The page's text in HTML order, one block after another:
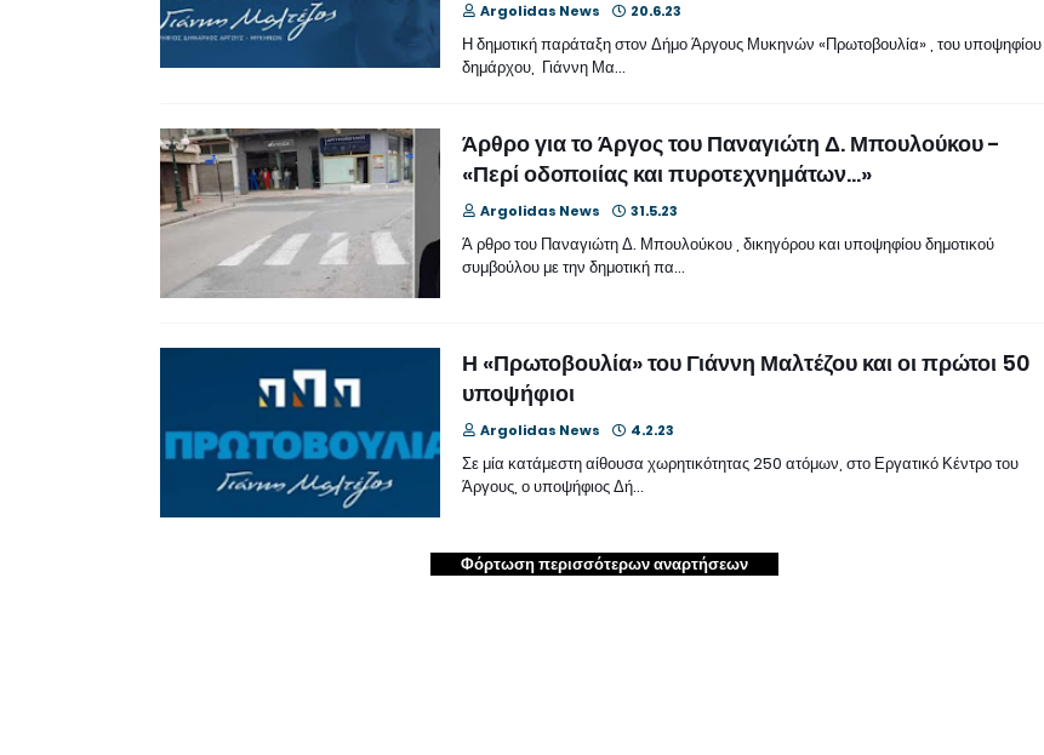
Argolidas News 20.6.23
Η δημοτική παράταξη στον Δήμο Άργους Μυκηνών «Πρωτοβουλία» , του υποψηφίου
δημάρχου, Γιάννη Μα…
Άρθρο για το Άργος του Παναγιώτη Δ. Μπουλούκου -
«Περί οδοποιίας και πυροτεχνημάτων…»
Argolidas News 31.5.23
Ά ρθρο του Παναγιώτη Δ. Μπουλούκου , δικηγόρου και υποψηφίου δημοτικού
συμβούλου με την δημοτική πα…
Η «Πρωτοβουλία» του Γιάννη Μαλτέζου και οι πρώτοι 50
υποψήφιοι
Argolidas News 4.2.23
Σε μία κατάμεστη αίθουσα χωρητικότητας 250 ατόμων, στο Εργατικό Κέντρο του
Άργους, ο υποψήφιος Δή…
Φόρτωση περισσότερων αναρτήσεων